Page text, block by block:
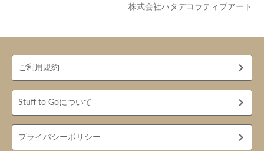
株式会社ハタデコラティブアート
ご利用規約
Stuff to Goについて
プライバシーポリシー